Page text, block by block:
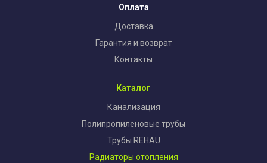
Оплата
Доставка
Гарантия и возврат
Контакты
Каталог
Канализация
Полипропиленовые трубы
Трубы REHAU
Радиаторы отопления